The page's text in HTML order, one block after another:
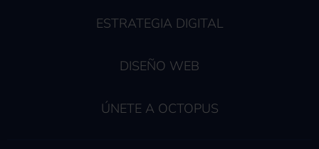
ESTRATEGIA DIGITAL
DISEÑO WEB
ÚNETE A OCTOPUS